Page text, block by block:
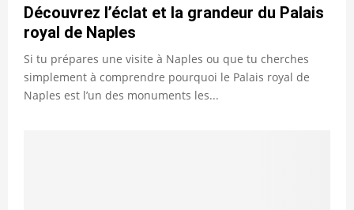
Découvrez l’éclat et la grandeur du Palais
royal de Naples
Si tu prépares une visite à Naples ou que tu cherches
simplement à comprendre pourquoi le Palais royal de
Naples est l’un des monuments les...